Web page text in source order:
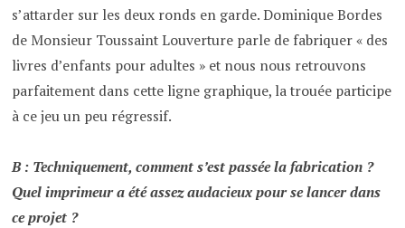
s’attarder sur les deux ronds en garde. Dominique Bordes
de Monsieur Toussaint Louverture parle de fabriquer « des
livres d’enfants pour adultes » et nous nous retrouvons
parfaitement dans cette ligne graphique, la trouée participe
à ce jeu un peu régressif.
B : Techniquement, comment s’est passée la fabrication ?
Quel imprimeur a été assez audacieux pour se lancer dans
ce projet ?